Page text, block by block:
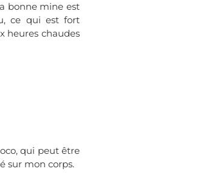
bonne mine est
ce qui est fort
heures chaudes
qui peut être
sur mon corps.